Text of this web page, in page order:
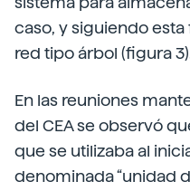
caso, y siguiendo
red tipo árbol (figura
En las reuniones
del CEA se observó
que se utilizaba al
denominada “unidad